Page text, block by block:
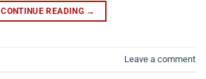
CONTINUE READING →
Leave a comment